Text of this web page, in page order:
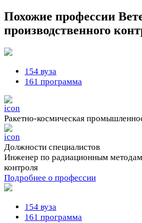
Похожие профессии
производственного
154 вуза
161 программа
Ракетно-космическая
Должности cпециалистов
Инженер по радиационным
контроля
Подробнее о профессии
154 вуза
161 программа